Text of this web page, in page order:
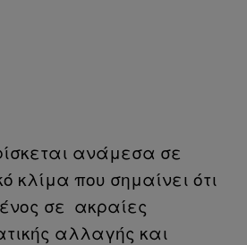
ανάμεσα σε
κλίμα που σημαίνει ότι
σε ακραίες
αλλαγής και